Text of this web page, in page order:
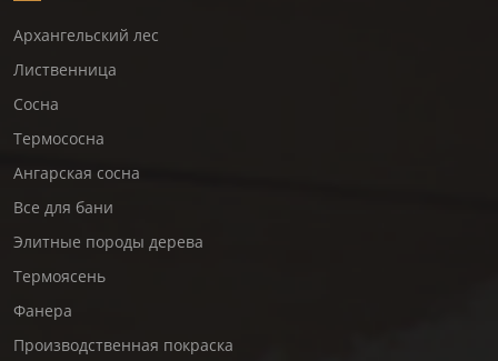
Архангельский лес
Лиственница
Сосна
Термососна
Ангарская сосна
Все для бани
Элитные породы дерева
Термоясень
Фанера
Производственная покраска